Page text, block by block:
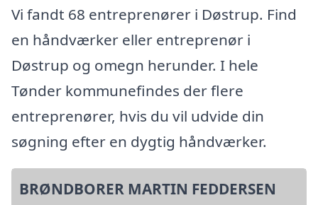
Vi fandt 68 entreprenører i Døstrup. Find
en håndværker eller entreprenør i
Døstrup og omegn herunder. I hele
Tønder kommunefindes der flere
entreprenører, hvis du vil udvide din
søgning efter en dygtig håndværker.
BRØNDBORER MARTIN FEDDERSEN